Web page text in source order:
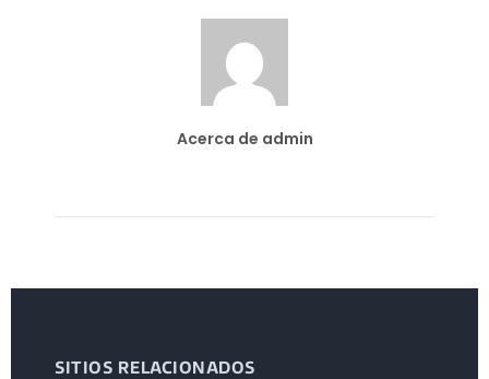
Acerca de admin
SITIOS RELACIONADOS